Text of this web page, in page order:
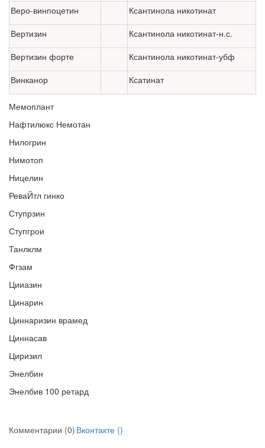
Веро-винпоцетин
Ксантинола никотинат
Вертизин
Ксантинола никотинат-н.с.
Вертизин форте
Ксантинола никотинат-убф
Винканор
Ксатинат
Мемоплант
Нафтилюкс Немотан
Нилогрин
Нимотоп
Ницелин
РеваЙтл гинко
Ступрзин
Ступгрои
Танлклм
Фгзам
Цииазин
Цинарин
Циннаризин врамед
Циннасав
Циризил
Энелбин
Энелбив 100 ретард
Комментарии (0) Вконтакте ()